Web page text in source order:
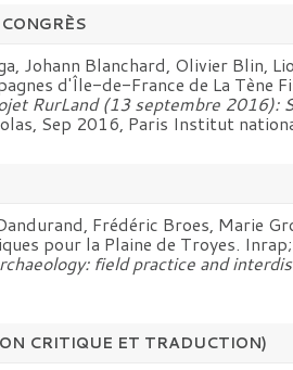
Johann Blanchard, Olivier Blin,
d'Île-de-France de La Tène
RurLand (13 septembre
Sep 2016, Paris Institut
Frédéric Broes, Marie
pour la Plaine de Troyes.
field practice and
CRITIQUE ET TRADUCTION)